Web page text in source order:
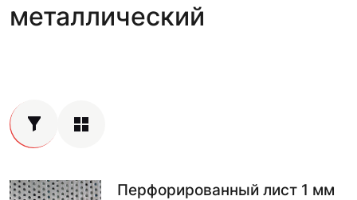
металлический
Перфорированный лист 1 мм